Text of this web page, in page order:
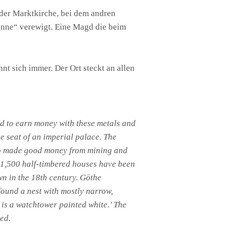
Marktkirche, bei dem andren
verewigt. Eine Magd die beim
sich immer. Der Ort steckt an allen
earn money with these metals and
seat of an imperial palace. The
good money from mining and
half-timbered houses have been
in the 18th century. Göthe
a nest with mostly narrow,
a watchtower painted white.’ The